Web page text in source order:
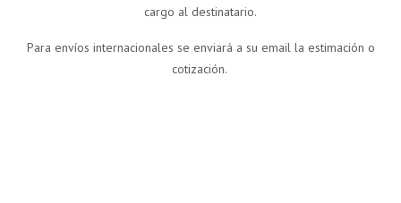
cargo al destinatario.
Para envíos internacionales se enviará a su email la estimación o
cotización.